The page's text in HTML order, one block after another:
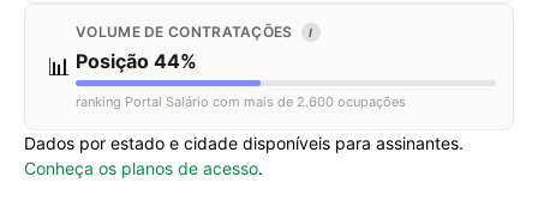
📊
VOLUME DE CONTRATAÇÕES I
Posição 44%
ranking Portal Salário com mais de 2.600 ocupações
Dados por estado e cidade disponíveis para assinantes.
Conheça os planos de acesso.